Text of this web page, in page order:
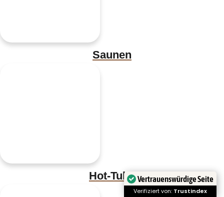
Saunen
Hot-Tubs Vertrauenswürdige Seite
Verifiziert von: Trustindex